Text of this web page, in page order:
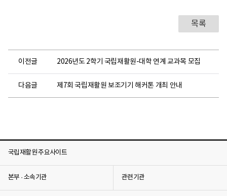
목록
이전글 2026년도 2학기 국립재활원-대학 연계 교과목 모집
다음글 제7회 국립재활원 보조기기 해커톤 개최 안내
국립재활원 주요사이트
본부 · 소속기관 관련기관